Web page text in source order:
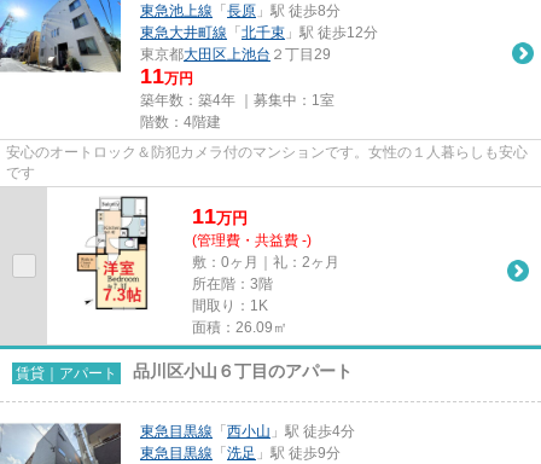
東急池上線 「 長原 」駅 徒歩8分
東急大井町線 「 北千束 」駅 徒歩12分
東京都大田区上池台 ２丁目29
11万円
築年数：築4年 ｜募集中： 1室
階数：4階建
安心のオートロック＆防犯カメラ付のマンションです。女性の１人暮らしも安心
です
11万円
(管理費・共益費 -)
敷：0ヶ月｜礼：2ヶ月
所在階：3階
間取り：1K
面積：26.09㎡
賃貸｜アパート 品川区小山６丁目のアパート
東急目黒線 「 西小山 」駅 徒歩4分
東急目黒線 「 洗足 」駅 徒歩9分